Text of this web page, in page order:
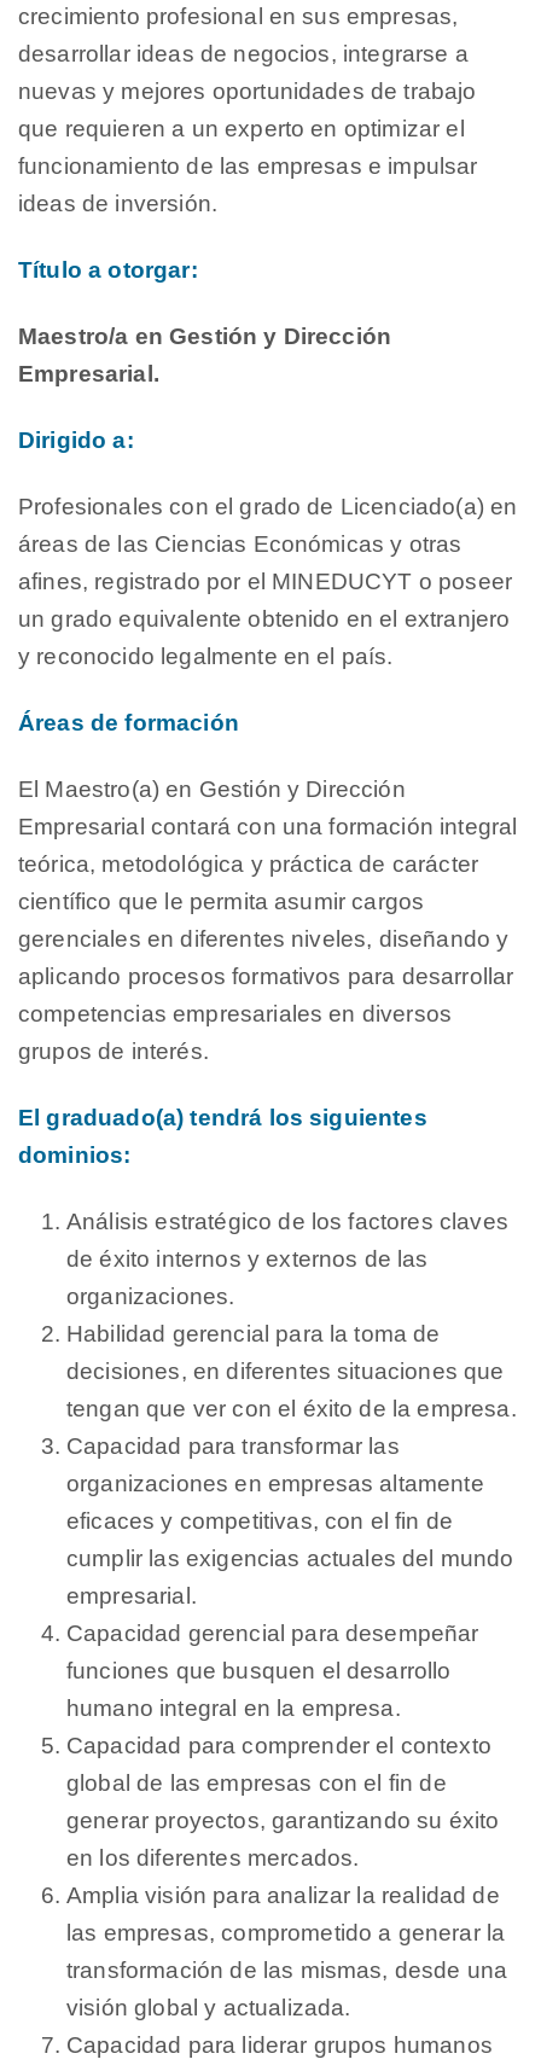
crecimiento profesional en sus empresas,
desarrollar ideas de negocios, integrarse a
nuevas y mejores oportunidades de trabajo
que requieren a un experto en optimizar el
funcionamiento de las empresas e impulsar
ideas de inversión.
Título a otorgar:
Maestro/a en Gestión y Dirección
Empresarial.
Dirigido a:
Profesionales con el grado de Licenciado(a) en
áreas de las Ciencias Económicas y otras
afines, registrado por el MINEDUCYT o poseer
un grado equivalente obtenido en el extranjero
y reconocido legalmente en el país.
Áreas de formación
El Maestro(a) en Gestión y Dirección
Empresarial contará con una formación integral
teórica, metodológica y práctica de carácter
científico que le permita asumir cargos
gerenciales en diferentes niveles, diseñando y
aplicando procesos formativos para desarrollar
competencias empresariales en diversos
grupos de interés.
El graduado(a) tendrá los siguientes
dominios:
Análisis estratégico de los factores claves
de éxito internos y externos de las
organizaciones.
Habilidad gerencial para la toma de
decisiones, en diferentes situaciones que
tengan que ver con el éxito de la empresa.
Capacidad para transformar las
organizaciones en empresas altamente
eficaces y competitivas, con el fin de
cumplir las exigencias actuales del mundo
empresarial.
Capacidad gerencial para desempeñar
funciones que busquen el desarrollo
humano integral en la empresa.
Capacidad para comprender el contexto
global de las empresas con el fin de
generar proyectos, garantizando su éxito
en los diferentes mercados.
Amplia visión para analizar la realidad de
las empresas, comprometido a generar la
transformación de las mismas, desde una
visión global y actualizada.
Capacidad para liderar grupos humanos